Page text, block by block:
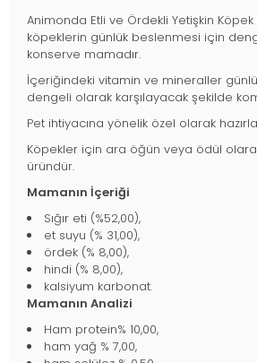
Animonda Etli ve Ördekli Yetişkin
köpeklerin günlük beslenmesi için
konserve mamadır.
İçeriğindeki vitamin ve mineraller
dengeli olarak karşılayacak şekilde
Pet ihtiyacına yönelik özel olarak
Köpekler için ara öğün veya ödül
üründür.
Mamanın İçeriği
Sığır eti (%52,00),
et suyu (% 31,00),
ördek (% 8,00),
hindi (% 8,00),
kalsiyum karbonat.
Mamanın Analizi
Ham protein% 10,00,
ham yağ % 7,00,